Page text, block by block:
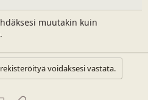
muutakin kuin
voidaksesi vastata.